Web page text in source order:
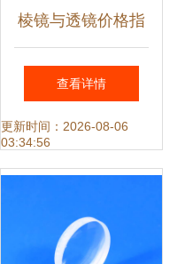
棱镜与透镜价格指
南 LED大功率手电
筒透镜、汽车灯透
镜及灯具透镜批发
市场解析
查看详情
更新时间：2026-08-06
03:34:56